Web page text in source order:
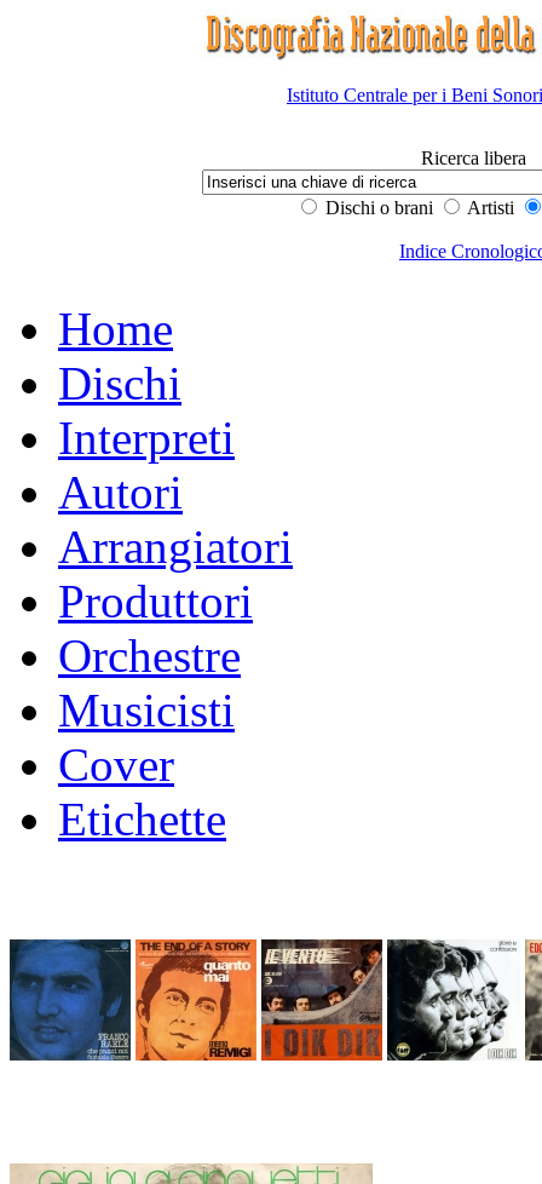
Istituto Centrale per i Beni
Ricerca libera
Dischi o brani Artisti
Indice
Home
Dischi
Interpreti
Autori
Arrangiatori
Produttori
Orchestre
Musicisti
Cover
Etichette